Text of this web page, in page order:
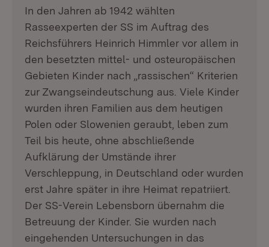
In den Jahren ab 1942 wählten
Rasseexperten der SS im Auftrag des
Reichsführers Heinrich Himmler vor allem in
den besetzten mittel- und osteuropäischen
Gebieten Kinder nach „rassischen“ Kriterien
zur Zwangseindeutschung aus. Viele Kinder
wurden ihren Familien aus dem heutigen
Polen oder Slowenien geraubt, leben zum
Teil bis heute, ohne abschließende
Aufklärung der Umstände ihrer
Verschleppung, in Deutschland oder wurden
erst Jahre später in ihre Heimat repatriiert.
Der SS-Verein Lebensborn übernahm die
Betreuung der Kinder. Sie wurden nach
eingehenden Untersuchungen in das